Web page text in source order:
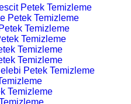
Petek Temizleme
Petek Temizleme
Temizleme
Temizleme
Temizleme
Temizleme
Petek Temizleme
Temizleme